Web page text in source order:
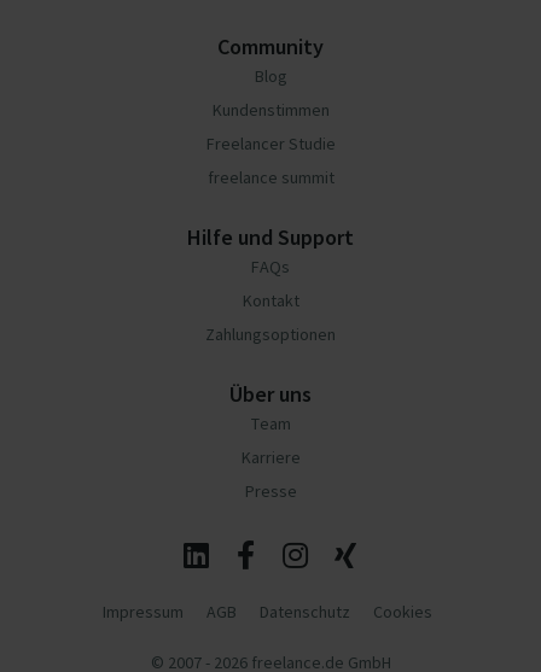
Community
Blog
Kundenstimmen
Freelancer Studie
freelance summit
Hilfe und Support
FAQs
Kontakt
Zahlungsoptionen
Über uns
Team
Karriere
Presse
Impressum AGB Datenschutz Cookies
© 2007 - 2026 freelance.de GmbH